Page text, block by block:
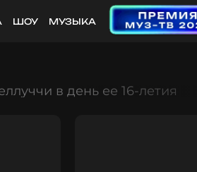
ШОУ МУЗЫКА
в день ее 16-летия